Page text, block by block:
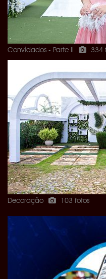
Convidados - Parte II 334
Decoração 103 fotos